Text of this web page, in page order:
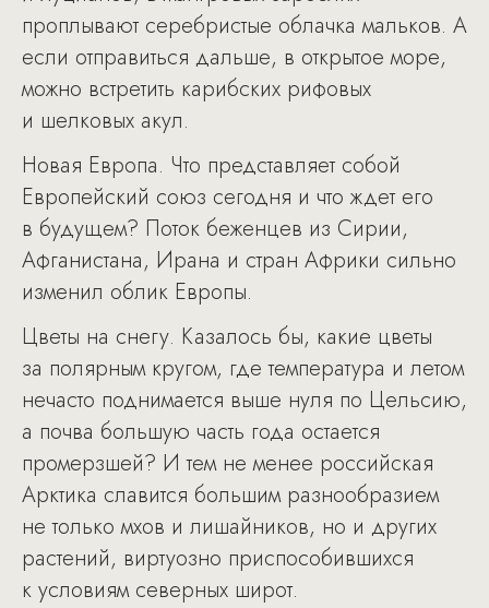
проплывают серебристые облачка мальков. А
если отправиться дальше, в открытое море,
можно встретить карибских рифовых
и шелковых акул.
Новая Европа. Что представляет собой
Европейский союз сегодня и что ждет его
в будущем? Поток беженцев из Сирии,
Афганистана, Ирана и стран Африки сильно
изменил облик Европы.
Цветы на снегу. Казалось бы, какие цветы
за полярным кругом, где температура и летом
нечасто поднимается выше нуля по Цельсию,
а почва большую часть года остается
промерзшей? И тем не менее российская
Арктика славится большим разнообразием
не только мхов и лишайников, но и других
растений, виртуозно приспособившихся
к условиям северных широт.